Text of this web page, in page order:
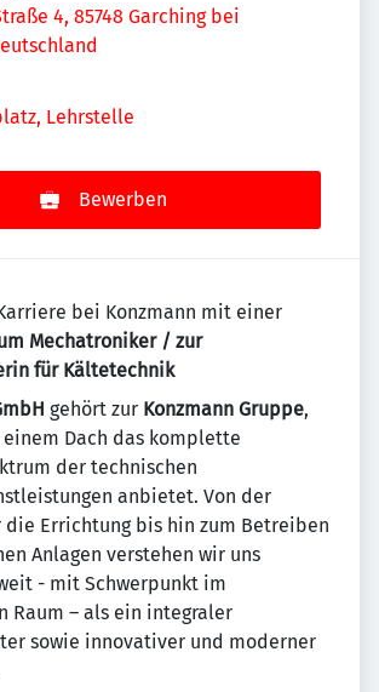
4, 85748 Garching bei
Lehrstelle
Bewerben
bei Konzmann mit einer
Mechatroniker / zur
für Kältetechnik
gehört zur Konzmann Gruppe,
Dach das komplette
der technischen
anbietet. Von der
die Errichtung bis hin zum Betreiben
Anlagen verstehen wir uns
- mit Schwerpunkt im
Raum – als ein integraler
sowie innovativer und moderner